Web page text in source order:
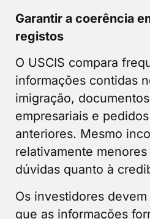
Garantir a coerência
registos
O USCIS compara
informações contidas
imigração,
empresariais e
anteriores. Mesmo
relativamente
dúvidas quanto à
Os investidores
que as informações